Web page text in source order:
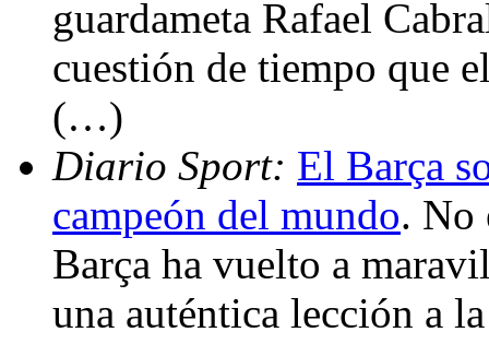
guardameta Rafael
cuestión de tiempo que
(…)
Diario Sport: El Barça
campeón del mundo. No
Barça ha vuelto a
una auténtica lección a